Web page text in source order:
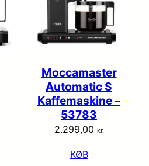
Moccamaster
Automatic S
Kaffemaskine –
53783
2.299,00 kr.
KØB